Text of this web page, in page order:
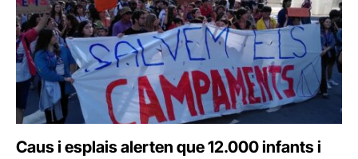
Caus i esplais alerten que 12.000 infants i